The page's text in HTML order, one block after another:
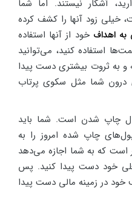
آشکار نیستند. اما شما
خیلی زود آنها را کشف کرده
به اهداف خود از آنها استفاده
استفاده کنید، می‌توانید
و به ثروت بیشتری دست پیدا
درون شما مثل سکوی پرتاب
چاپ شدن است. شما باید
چاپ شده امروز را به
است که به شما اجازه می‌دهد
خود دست پیدا کنید. پس
خود در زمینه مالی دست پیدا